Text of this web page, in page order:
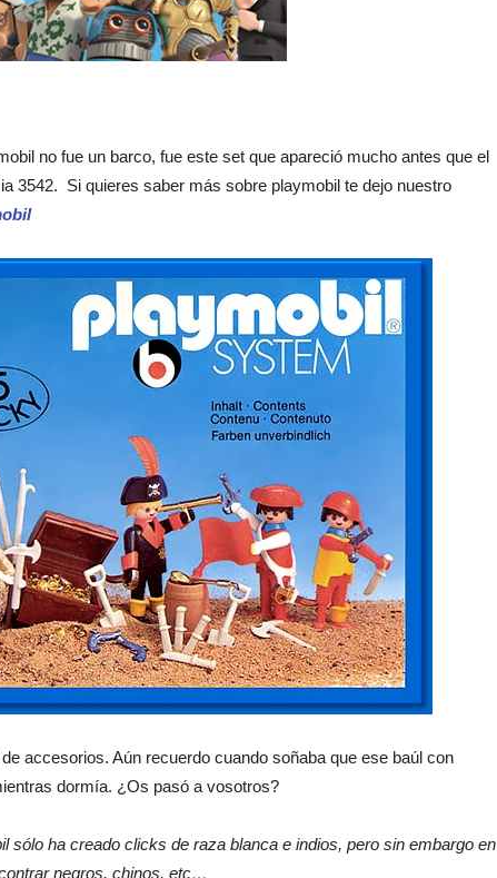
no fue un barco, fue este set que apareció mucho antes que el
3542. Si quieres saber más sobre playmobil te dejo nuestro
accesorios. Aún recuerdo cuando soñaba que ese baúl con
dormía. ¿Os pasó a vosotros?
sólo ha creado clicks de raza blanca e indios, pero sin embargo en
negros, chinos, etc…